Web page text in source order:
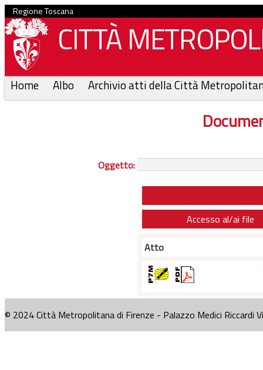
Regione Toscana
CITTÀ
Home Albo Archivio atti della Città
Oggetto:
Accesso al/ai file
Atto
© 2024 Città Metropolitana di Firenze - Palazzo Medici Riccardi